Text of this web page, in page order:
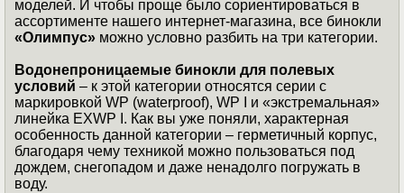
моделей. И чтобы проще было сориентироваться в
ассортименте нашего интернет-магазина, все бинокли
«Олимпус» можно условно разбить на три категории.
Водонепроницаемые бинокли для полевых
условий – к этой категории относятся серии с
маркировкой WP (waterproof), WP I и «экстремальная»
линейка EXWP I. Как вы уже поняли, характерная
особенность данной категории – герметичный корпус,
благодаря чему техникой можно пользоваться под
дождем, снегопадом и даже ненадолго погружать в
воду.